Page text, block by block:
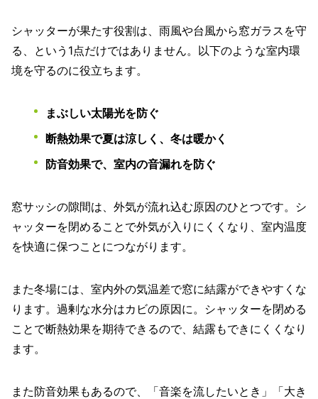
シャッターが果たす役割は、雨風や台風から窓ガラスを守
る、という1点だけではありません。以下のような室内環
境を守るのに役立ちます。
まぶしい太陽光を防ぐ
断熱効果で夏は涼しく、冬は暖かく
防音効果で、室内の音漏れを防ぐ
窓サッシの隙間は、外気が流れ込む原因のひとつです。シ
ャッターを閉めることで外気が入りにくくなり、室内温度
を快適に保つことにつながります。
また冬場には、室内外の気温差で窓に結露ができやすくな
ります。過剰な水分はカビの原因に。シャッターを閉める
ことで断熱効果を期待できるので、結露もできにくくなり
ます。
また防音効果もあるので、「音楽を流したいとき」「大き